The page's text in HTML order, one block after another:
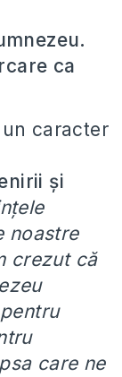
ca
caracter
și
noastre
crezut că
care ne